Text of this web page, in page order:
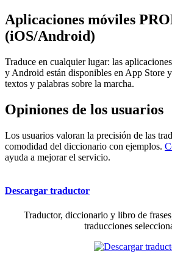
Aplicaciones móviles
(iOS/Android)
Traduce en cualquier lugar: las
y Android están disponibles en App Store
textos y palabras sobre la marcha.
Opiniones de los usuarios
Los usuarios valoran la precisión de las
comodidad del diccionario con ejemplos.
ayuda a mejorar el servicio.
Descargar traductor
Traductor, diccionario y libro de
traducciones